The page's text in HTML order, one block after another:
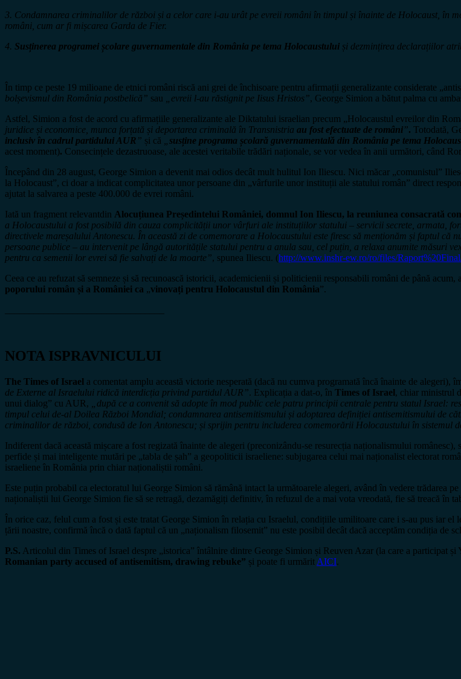
3. Condamnarea criminalilor de război și a celor care i-au urât pe evreii români în timpul și înainte de Holocaust, în
români, cum ar fi mișcarea Garda de Fier.
4. Susținerea programei școlare guvernamentale din România pe tema Holocaustului și dezmințirea declarațiilor
În timp ce peste 19 milioane de etnici români riscă ani grei de închisoare pentru afirmații generalizante considerate
bolșevismul din România postbelică” sau „evreii l-au răstignit pe Iisus Hristos”, George Simion a bătut palma cu
Astfel, Simion a fost de acord cu afirmațiile generalizante ale Diktatului israelian precum „Holocaustul evreilor din
juridice și economice, munca forțată și deportarea criminală în Transnistria au fost efectuate de români”. Totodată,
inclusiv în cadrul partidului AUR ” și că susține programa școlară guvernamentală din România pe tema
acest moment). Consecințele dezastruoase, ale acestei veritabile trădări naționale, se vor vedea în anii următori, când
Începând din 28 august, George Simion a devenit mai odios decât mult hulitul Ion Iliescu. Nici măcar „comunistul”
la Holocaust”, ci doar a indicat complicitatea unor persoane din „vârfurile unor instituții ale statului român” direct
ajutat la salvarea a peste 400.000 de evrei români.
Iată un fragment relevantdin Alocuțiunea Președintelui României, domnul Ion Iliescu, la reuniunea consacrată
a Holocaustului a fost posibilă din cauza complicității unor vârfuri ale instituțiilor statului – servicii secrete, armata,
directivele mareșalului Antonescu. În această zi de comemorare a Holocaustului este firesc să menționăm și faptul
persoane publice – au intervenit pe lângă autoritățile statului pentru a anula sau, cel puțin, a relaxa anumite măsuri
pentru ca semenii lor evrei să fie salvați de la moarte”, spunea Iliescu. (http://www.inshr-ew.ro/ro/files/
Ceea ce au refuzat să semneze și să recunoască istoricii, academicienii și politicienii responsabili români de până
poporului român și a României ca „vinovați pentru Holocaustul din România”.
NOTA ISPRAVNICULUI
The Times of Israel a comentat amplu această victorie nesperată (dacă nu cumva programată încă înainte de
de Externe al Israelului ridică interdicția privind partidul AUR”. Explicația a dat-o, în Times of Israel, chiar ministrul
unui dialog” cu AUR,
„după ce a convenit să adopte în mod public cele patru principii centrale pentru statul Israel:
timpul celui de-al Doilea Război Mondial; condamnarea antisemitismului și adoptarea definiției antisemitismului de
criminalilor de război, condusă de Ion Antonescu; și sprijin pentru includerea comemorării Holocaustului în sistemul
Indiferent dacă această mișcare a fost regizată înainte de alegeri (preconizându-se resurecția naționalismului
perfide și mai inteligente mutări pe „tabla de șah” a geopoliticii israeliene: subjugarea celui mai naționalist electorat
israeliene în România prin chiar naționaliștii români.
Este puțin probabil ca electoratul lui George Simion să rămână intact la următoarele alegeri, având în vedere trădarea
naționaliștii lui George Simion fie să se retragă, dezamăgiți definitiv, în refuzul de a mai vota vreodată, fie să treacă în
În orice caz, felul cum a fost și este tratat George Simion în relația cu Israelul, condițiile umilitoare care i s-au pus iar
țării noastre, confirmă încă o dată faptul că un „naționalism filosemit” nu este posibil decât dacă acceptăm condiția de
P.S. Articolul din Times of Israel despre „istorica” întâlnire dintre George Simion și Reuven Azar (la care a participat
Romanian party accused of antisemitism, drawing rebuke” și poate fi urmărit AICI.